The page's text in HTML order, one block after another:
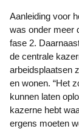
Aanleiding voor het moment waarop Zeewolde naar buiten trad,
was onder meer
fase 2.
de centrale
arbeidsplaatsen
en wonen. “Het
kunnen laten
kazerne hebt
ergens moeten